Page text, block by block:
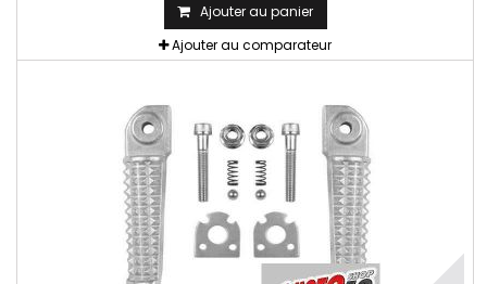
Ajouter au panier
Ajouter au comparateur